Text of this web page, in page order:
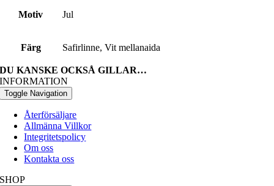
Motiv Jul
Färg Safirlinne, Vit mellanaida
DU KANSKE OCKSÅ GILLAR…
INFORMATION
Toggle Navigation
Återförsäljare
Allmänna Villkor
Integritetspolicy
Om oss
Kontakta oss
SHOP